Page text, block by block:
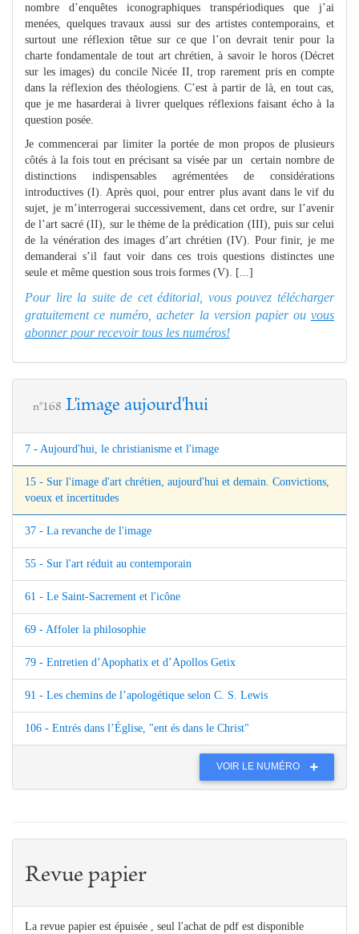
nombre d’enquêtes iconographiques transpériodiques que j’ai
menées, quelques travaux aussi sur des artistes contemporains, et
surtout une réflexion têtue sur ce que l’on devrait tenir pour la
charte fondamentale de tout art chrétien, à savoir le horos (Décret
sur les images) du concile Nicée II, trop rarement pris en compte
dans la réflexion des théologiens. C’est à partir de là, en tout cas,
que je me hasarderai à livrer quelques réflexions faisant écho à la
question posée.
Je commencerai par limiter la portée de mon propos de plusieurs
côtés à la fois tout en précisant sa visée par un certain nombre de
distinctions indispensables agrémentées de considérations
introductives (I). Après quoi, pour entrer plus avant dans le vif du
sujet, je m’interrogerai successivement, dans cet ordre, sur l’avenir
de l’art sacré (II), sur le thème de la prédication (III), puis sur celui
de la vénération des images d’art chrétien (IV). Pour finir, je me
demanderai s’il faut voir dans ces trois questions distinctes une
seule et même question sous trois formes (V). [...]
Pour lire la suite de cet éditorial, vous pouvez télécharger
gratuitement ce numéro, acheter la version papier ou vous
abonner pour recevoir tous les numéros!
n°168 L'image aujourd'hui
7 - Aujourd'hui, le christianisme et l'image
15 - Sur l'image d'art chrétien, aujourd'hui et demain. Convictions,
voeux et incertitudes
37 - La revanche de l'image
55 - Sur l'art réduit au contemporain
61 - Le Saint-Sacrement et l'icône
69 - Affoler la philosophie
79 - Entretien d’Apophatix et d’Apollos Getix
91 - Les chemins de l’apologétique selon C. S. Lewis
106 - Entrés dans l’Église, "ent és dans le Christ"
VOIR LE NUMÉRO
Revue papier
La revue papier est épuisée , seul l'achat de pdf est disponible